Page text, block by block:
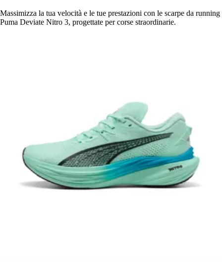
Massimizza la tua velocità e le tue prestazioni con le scarpe da running
Puma Deviate Nitro 3, progettate per corse straordinarie.